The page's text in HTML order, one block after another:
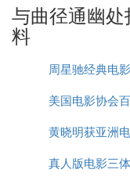
是，风穴寺更于
B. 收集一些有
俗语，谚语成
有关桥的诗歌、
词、故事、类型
一桥飞架南北，
与曲径通幽
料
周星驰经典电
表
美国电影协会
大男演
黄晓明获亚洲
佳男主
真人版电影三